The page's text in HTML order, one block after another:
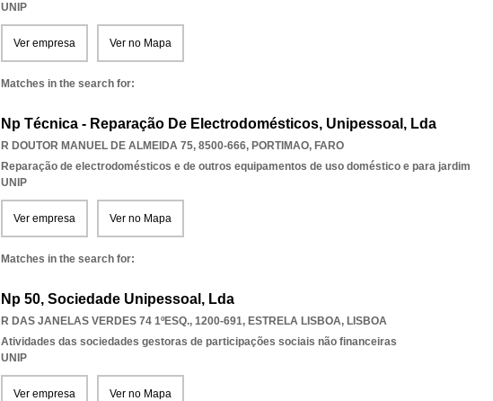
UNIP
Ver empresa Ver no Mapa
Matches in the search for:
Np Técnica - Reparação De Electrodomésticos, Unipessoal, Lda
R DOUTOR MANUEL DE ALMEIDA 75, 8500-666, PORTIMAO, FARO
Reparação de electrodomésticos e de outros equipamentos de uso doméstico e para jardim
UNIP
Ver empresa Ver no Mapa
Matches in the search for:
Np 50, Sociedade Unipessoal, Lda
R DAS JANELAS VERDES 74 1ºESQ., 1200-691, ESTRELA LISBOA, LISBOA
Atividades das sociedades gestoras de participações sociais não financeiras
UNIP
Ver empresa Ver no Mapa